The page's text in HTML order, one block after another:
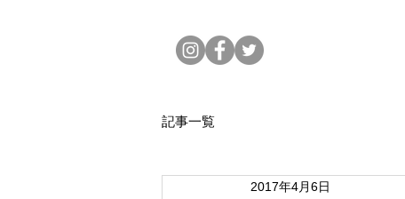
記事一覧
2017年4月6日